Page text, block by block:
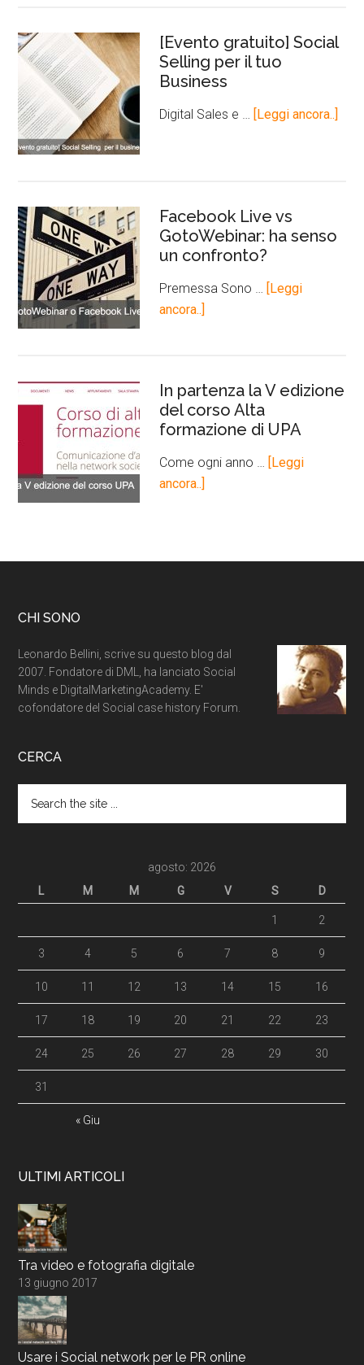
[Evento gratuito] Social
Selling per il tuo
Business
Digital Sales e … [Leggi ancora..]
Facebook Live vs
GotoWebinar: ha senso
un confronto?
Premessa Sono …
[Leggi
ancora..]
In partenza la V edizione
del corso Alta
formazione di UPA
Come ogni anno …
[Leggi
ancora..]
CHI SONO
Leonardo Bellini, scrive su questo blog dal
2007. Fondatore di DML, ha lanciato Social
Minds e DigitalMarketingAcademy. E'
cofondatore del Social case history Forum.
CERCA
agosto: 2026
L
M M G V S D
« Giu
1 2
3 4 5 6 7 8 9
10 11 12 13 14 15 16
17 18 19 20 21 22 23
24 25 26 27 28 29 30
31
ULTIMI ARTICOLI
Tra video e fotografia digitale
13 giugno 2017
Usare i Social network per le PR online